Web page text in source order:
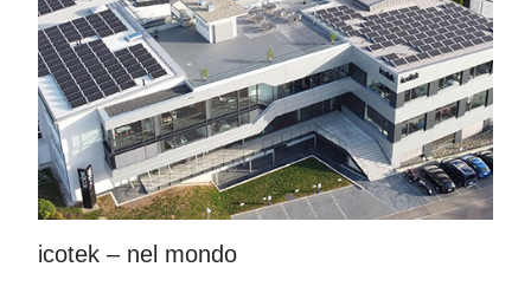
icotek – nel mondo